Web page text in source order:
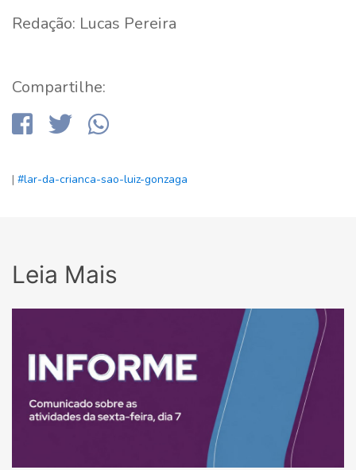
Redação: Lucas Pereira
Compartilhe:
| #lar-da-crianca-sao-luiz-gonzaga
Leia Mais